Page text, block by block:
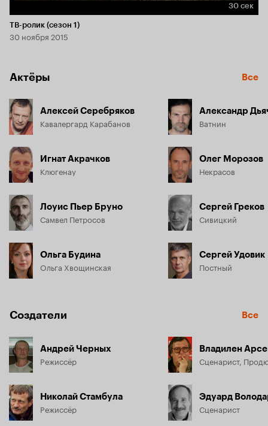
Длительность 30 сек
30 сек
ТВ-ролик (сезон 1)
30 ноября 2015
Актёры Все
Алексей Серебряков
Кавалергард Карабанов
Игнат Акрачков
Клюгенау
Лоуис Пьер Бруно
Самвел Петросов
Ольга Будина
Ольга Хвощинская
Александр
Ватнин
Олег Морозов
Некрасов
Сергей Греков
Сивицкий
Сергей Удовик
Постный
Создатели Все
Андрей Черных
Режиссёр
Николай Стамбула
Режиссёр
Владилен
Сценарист,
Эдуард
Сценарист